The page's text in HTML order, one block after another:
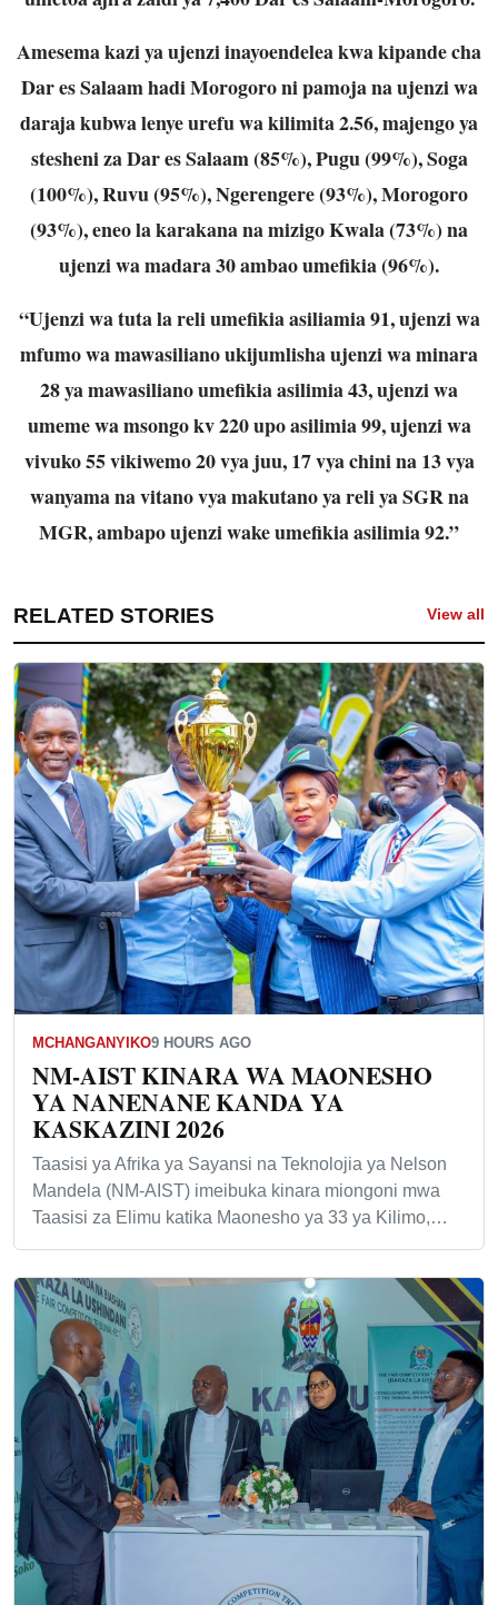
Amesema kazi ya ujenzi inayoendelea kwa kipande cha
Dar es Salaam hadi Morogoro ni pamoja na ujenzi wa
daraja kubwa lenye urefu wa kilimita 2.56, majengo ya
stesheni za Dar es Salaam (85%), Pugu (99%), Soga
(100%), Ruvu (95%), Ngerengere (93%), Morogoro
(93%), eneo la karakana na mizigo Kwala (73%) na
ujenzi wa madara 30 ambao umefikia (96%).
“Ujenzi wa tuta la reli umefikia asiliamia 91, ujenzi wa
mfumo wa mawasiliano ukijumlisha ujenzi wa minara
28 ya mawasiliano umefikia asilimia 43, ujenzi wa
umeme wa msongo kv 220 upo asilimia 99, ujenzi wa
vivuko 55 vikiwemo 20 vya juu, 17 vya chini na 13 vya
wanyama na vitano vya makutano ya reli ya SGR na
MGR, ambapo ujenzi wake umefikia asilimia 92.”
RELATED STORIES View all
MCHANGANYIKO9 HOURS AGO
NM-AIST KINARA WA MAONESHO
YA NANENANE KANDA YA
KASKAZINI 2026
Taasisi ya Afrika ya Sayansi na Teknolojia ya Nelson
Mandela (NM-AIST) imeibuka kinara miongoni mwa
Taasisi za Elimu katika Maonesho ya 33 ya Kilimo,…